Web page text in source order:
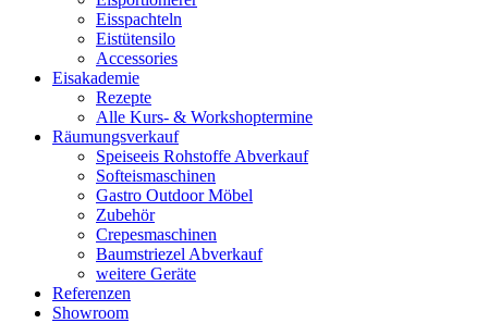
Eisspachteln
Eistütensilo
Accessories
Eisakademie
Rezepte
Alle Kurs- & Workshoptermine
Räumungsverkauf
Speiseeis Rohstoffe Abverkauf
Softeismaschinen
Gastro Outdoor Möbel
Zubehör
Crepesmaschinen
Baumstriezel Abverkauf
weitere Geräte
Referenzen
Showroom